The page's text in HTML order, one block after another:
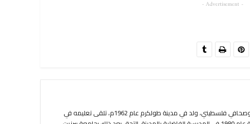
- Advertisement -
أيمن داود اللبدي أديب وكاتب وشاعر وصحافي فلسطيني، ولد في مدينة طولكرم عام 1962م، تلقى تعليمه في